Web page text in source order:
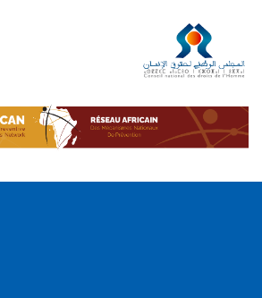
Skip
to
main
content